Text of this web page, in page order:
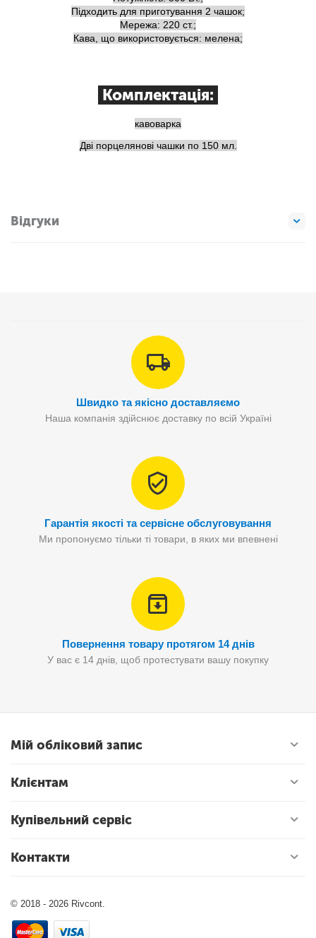
Підходить для приготування 2 чашок;
Мережа: 220 ст.;
Кава, що використовується: мелена;
Комплектація:
кавоварка
Дві порцелянові чашки по 150 мл.
Відгуки
Швидко та якісно доставляємо
Наша компанія здійснює доставку по всій Україні
Гарантія якості та сервісне обслуговування
Ми пропонуємо тільки ті товари, в яких ми впевнені
Повернення товару протягом 14 днів
У вас є 14 днів, щоб протестувати вашу покупку
Мій обліковий запис
Клієнтам
Купівельний сервіс
Контакти
© 2018 - 2026 Rivcont.